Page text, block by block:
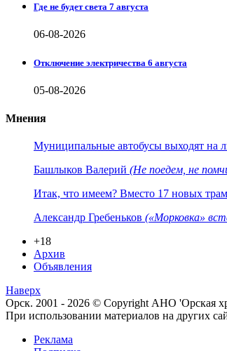
Где не будет света 7 августа
06-08-2026
Отключение электричества 6 августа
05-08-2026
Мнения
Муниципальные автобусы выходят на
Башлыков Валерий (Не поедем, не
Итак, что имеем? Вместо 17 новых
Александр Гребеньков («Морковка»
+18
Архив
Объявления
Наверх
Орск. 2001 - 2026 © Copyright АНО 'Орская
При использовании материалов на других
Реклама